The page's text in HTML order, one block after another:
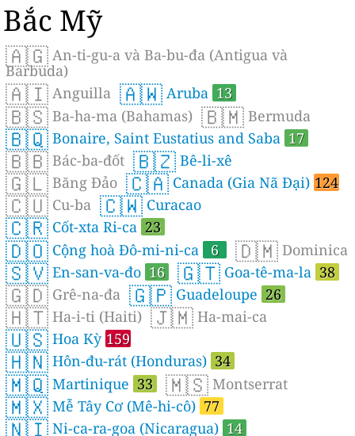
Bắc Mỹ
🇦🇬 An-ti-gu-a và Ba-bu-đa (Antigua và
Barbuda)
🇦🇮 Anguilla 🇦🇼 Aruba 13
🇧🇸 Ba-ha-ma (Bahamas) 🇧🇲 Bermuda
🇧🇶 Bonaire, Saint Eustatius and Saba 17
🇧🇧 Bác-ba-đốt 🇧🇿 Bê-li-xê
🇬🇱 Băng Đảo 🇨🇦 Canada (Gia Nã Đại) 124
🇨🇺 Cu-ba 🇨🇼 Curacao
🇨🇷 Cốt-xta Ri-ca 23
🇩🇴 Cộng hoà Đô-mi-ni-ca 6 🇩🇲 Dominica
🇸🇻 En-san-va-đo 16 🇬🇹 Goa-tê-ma-la 38
🇬🇩 Grê-na-đa 🇬🇵 Guadeloupe 26
🇭🇹 Ha-i-ti (Haiti) 🇯🇲 Ha-mai-ca
🇺🇸 Hoa Kỳ 159
🇭🇳 Hôn-đu-rát (Honduras) 34
🇲🇶 Martinique 33 🇲🇸 Montserrat
🇲🇽 Mễ Tây Cơ (Mê-hi-cô) 77
🇳🇮 Ni-ca-ra-goa (Nicaragua) 14